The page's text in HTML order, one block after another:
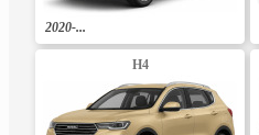
2020-...
H4